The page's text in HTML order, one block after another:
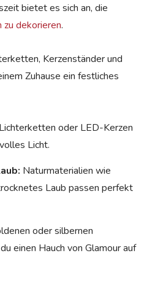
bietet es sich an, die
zu dekorieren.
Kerzenständer und
Zuhause ein festliches
Lichterketten oder LED-Kerzen
Licht.
Naturmaterialien wie
Laub passen perfekt
oder silbernen
einen Hauch von Glamour auf